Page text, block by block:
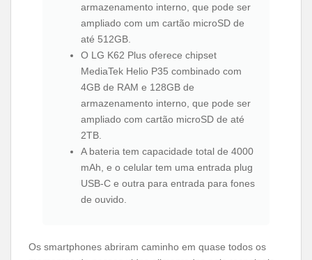
armazenamento interno, que pode ser
ampliado com um cartão microSD de
até 512GB.
O LG K62 Plus oferece chipset
MediaTek Helio P35 combinado com
4GB de RAM e 128GB de
armazenamento interno, que pode ser
ampliado com cartão microSD de até
2TB.
A bateria tem capacidade total de 4000
mAh, e o celular tem uma entrada plug
USB-C e outra para entrada para fones
de ouvido.
Os smartphones abriram caminho em quase todos os